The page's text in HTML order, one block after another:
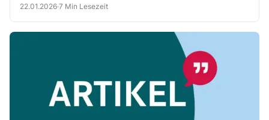
22.01.2026·7 Min Lesezeit